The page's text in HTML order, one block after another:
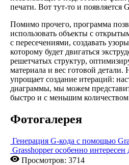
печати. Вот тут-то и появляется
Помимо прочего, программа
использовать объекты с
с пересечениями, создавать
которому будет двигаться
решетчатых структур,
материала и вес готовой детали.
упрощает создание итераций:
диаграммы, мы можем
быстро и с меньшим
Фотогалерея
Генерация G-кода с помощью
Grasshopper особенно
Просмотров: 3714